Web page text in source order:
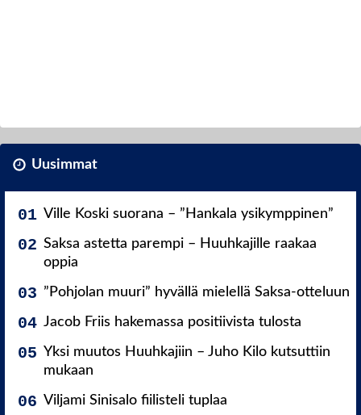
Uusimmat
Ville Koski suorana – ”Hankala ysikymppinen”
Saksa astetta parempi – Huuhkajille raakaa
oppia
”Pohjolan muuri” hyvällä mielellä Saksa-otteluun
Jacob Friis hakemassa positiivista tulosta
Yksi muutos Huuhkajiin – Juho Kilo kutsuttiin
mukaan
Viljami Sinisalo fiilisteli tuplaa